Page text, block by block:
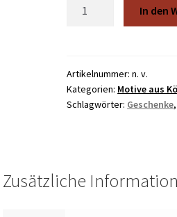
In den
Artikelnummer:n. v.
Kategorien: Motive aus
Schlagwörter: Geschenke,
Zusätzliche